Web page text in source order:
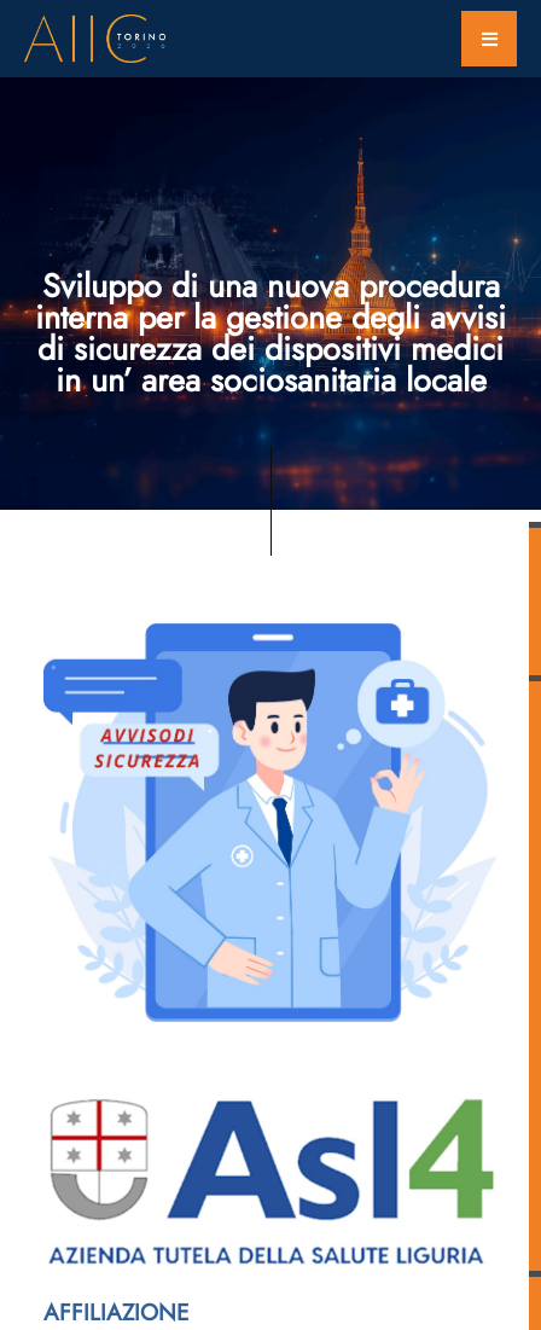
Sviluppo di una nuova procedura
interna per la gestione degli avvisi
di sicurezza dei dispositivi medici
in un’ area sociosanitaria locale
AFFILIAZIONE